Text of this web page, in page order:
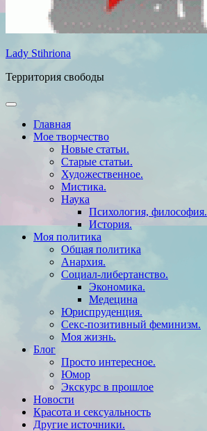
Lady Stihriona
Территория свободы
Главная
Мое творчество
Новые статьи.
Старые статьи.
Художественное.
Мистика.
Наука
Психология, философия.
История.
Моя политика
Общая политика
Анархия.
Социал-либертанство.
Экономика.
Медецина
Юриспруденция.
Секс-позитивный феминизм.
Моя жизнь.
Блог
Просто интересное.
Юмор
Экскурс в прошлое
Новости
Красота и сексуальность
Другие источники.